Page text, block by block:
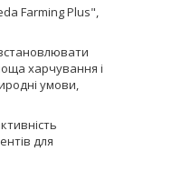
Farming Plus",
харчування і
умови,
для